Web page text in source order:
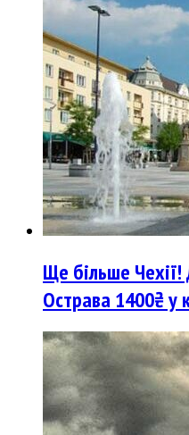
Ще більше
Острава 1400₴ у